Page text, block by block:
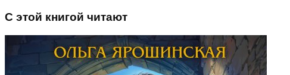
С этой книгой читают